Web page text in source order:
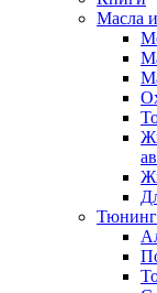
Масла
Тюнинг